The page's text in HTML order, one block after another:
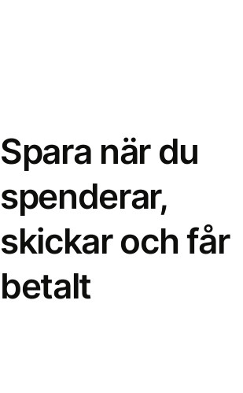
Spara när du
spenderar,
skickar och får
betalt